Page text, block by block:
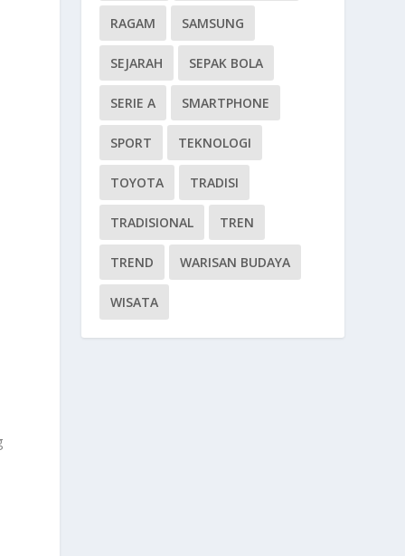
RAGAM SAMSUNG
SEJARAH SEPAK BOLA
SERIE A SMARTPHONE
SPORT TEKNOLOGI
TOYOTA TRADISI
TRADISIONAL TREN
TREND WARISAN BUDAYA
WISATA